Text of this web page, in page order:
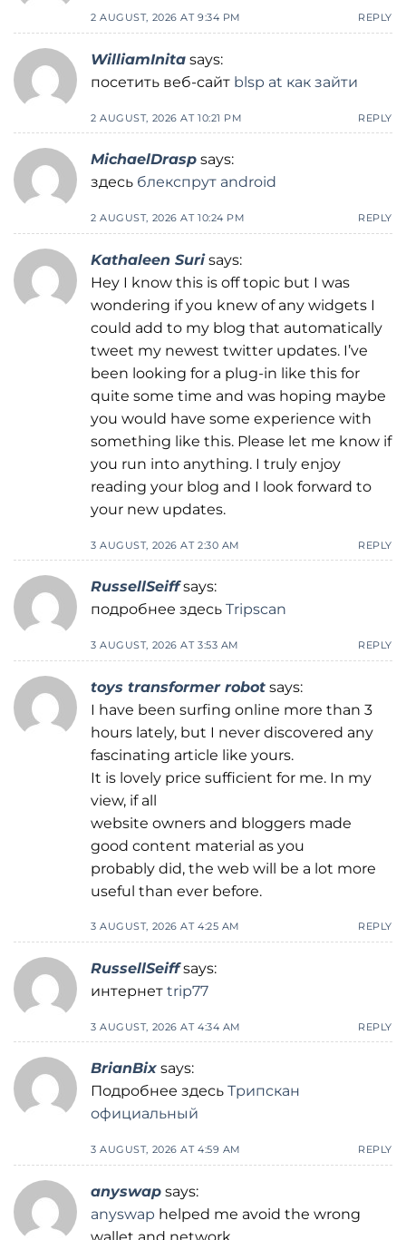
2 AUGUST, 2026 AT 9:34 PM REPLY
WilliamInita says:
посетить веб-сайт blsp at как зайти
2 AUGUST, 2026 AT 10:21 PM REPLY
MichaelDrasp says:
здесь блекспрут android
2 AUGUST, 2026 AT 10:24 PM REPLY
Kathaleen Suri says:
Hey I know this is off topic but I was
wondering if you knew of any widgets I
could add to my blog that automatically
tweet my newest twitter updates. I’ve
been looking for a plug-in like this for
quite some time and was hoping maybe
you would have some experience with
something like this. Please let me know if
you run into anything. I truly enjoy
reading your blog and I look forward to
your new updates.
3 AUGUST, 2026 AT 2:30 AM REPLY
RussellSeiff says:
подробнее здесь Tripscan
3 AUGUST, 2026 AT 3:53 AM REPLY
toys transformer robot says:
I have been surfing online more than 3
hours lately, but I never discovered any
fascinating article like yours.
It is lovely price sufficient for me. In my
view, if all
website owners and bloggers made
good content material as you
probably did, the web will be a lot more
useful than ever before.
3 AUGUST, 2026 AT 4:25 AM REPLY
RussellSeiff says:
интернет trip77
3 AUGUST, 2026 AT 4:34 AM REPLY
BrianBix says:
Подробнее здесь Трипскан
официальный
3 AUGUST, 2026 AT 4:59 AM REPLY
anyswap says:
anyswap helped me avoid the wrong